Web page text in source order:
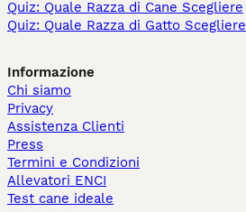
Quiz: Quale Razza di Cane Scegliere
Quiz: Quale Razza di Gatto Scegliere
Informazione
Chi siamo
Privacy
Assistenza Clienti
Press
Termini e Condizioni
Allevatori ENCI
Test cane ideale